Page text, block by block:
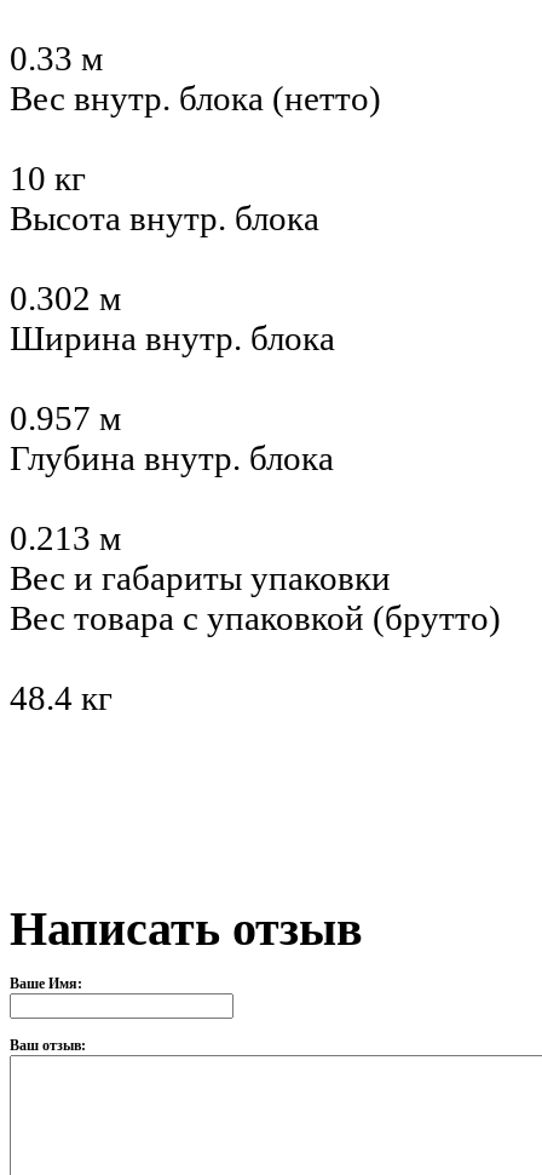
0.33 м
Вес внутр. блока (нетто)
10 кг
Высота внутр. блока
0.302 м
Ширина внутр. блока
0.957 м
Глубина внутр. блока
0.213 м
Вес и габариты упаковки
Вес товара с упаковкой (брутто)
48.4 кг
Написать отзыв
Ваше Имя:
Ваш отзыв: